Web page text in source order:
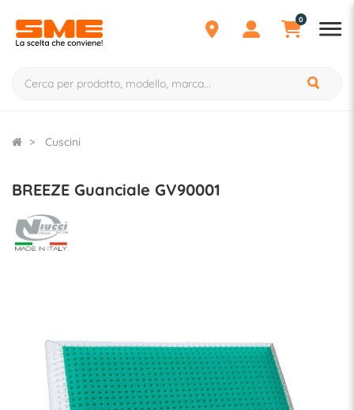
0
Cuscini
BREEZE Guanciale GV90001